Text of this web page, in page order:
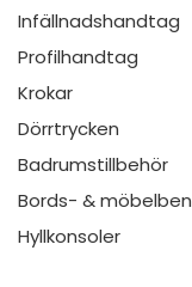
Infällnadshandtag
Profilhandtag
Krokar
Dörrtrycken
Badrumstillbehör
Bords- & möbelben
Hyllkonsoler